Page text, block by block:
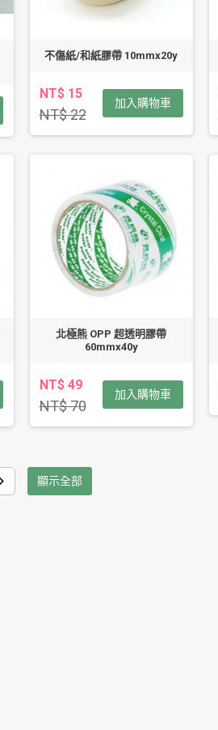
不傷紙/和紙膠帶 10mmx20y
NT$ 15
NT$ 22
加入購物車
北極熊 OPP 超透明膠帶
60mmx40y
NT$ 49
NT$ 70
加入購物車
顯示全部